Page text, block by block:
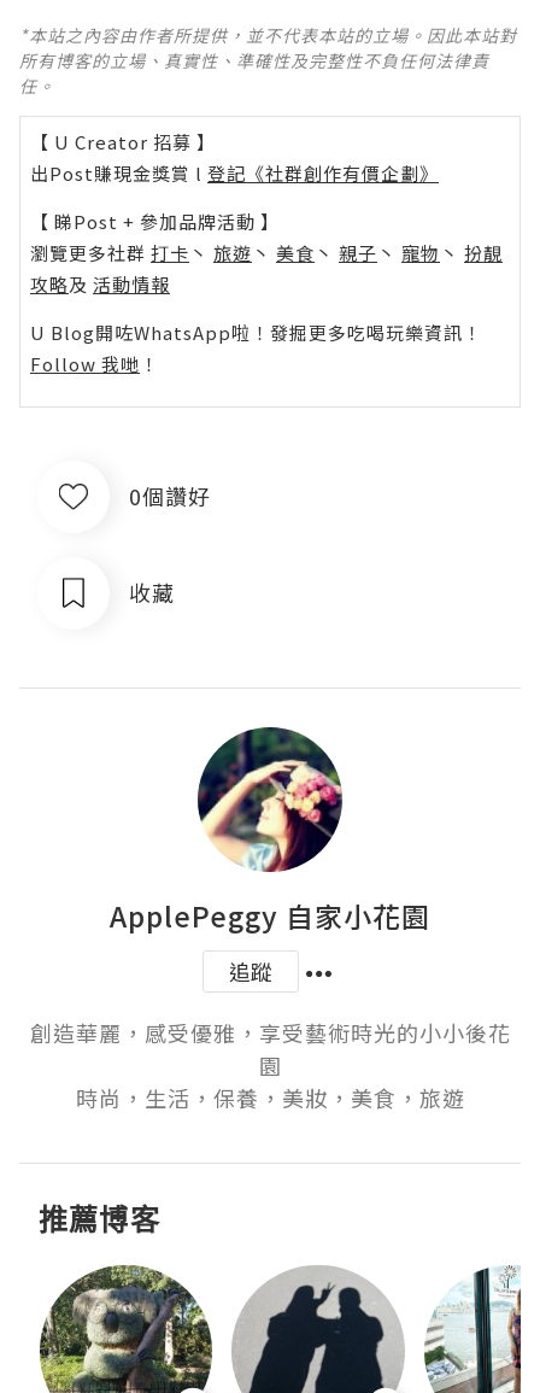
*本站之內容由作者所提供，並不代表本站的立場。因此本站對
所有博客的立場、真實性、準確性及完整性不負任何法律責
任。
【 U Creator 招募 】
出Post賺現金獎賞 l 登記《社群創作有價企劃》
【 睇Post + 參加品牌活動 】
瀏覽更多社群 打卡 丶 旅遊 丶 美食 丶 親子 丶 寵物 丶 扮靚
攻略及 活動情報
U Blog開咗WhatsApp啦！發掘更多吃喝玩樂資訊！
Follow 我哋 ！
0個讚好
收藏
ApplePeggy 自家小花園
追蹤
創造華麗，感受優雅，享受藝術時光的小小後花
園
時尚，生活，保養，美妝，美食，旅遊
推薦博客